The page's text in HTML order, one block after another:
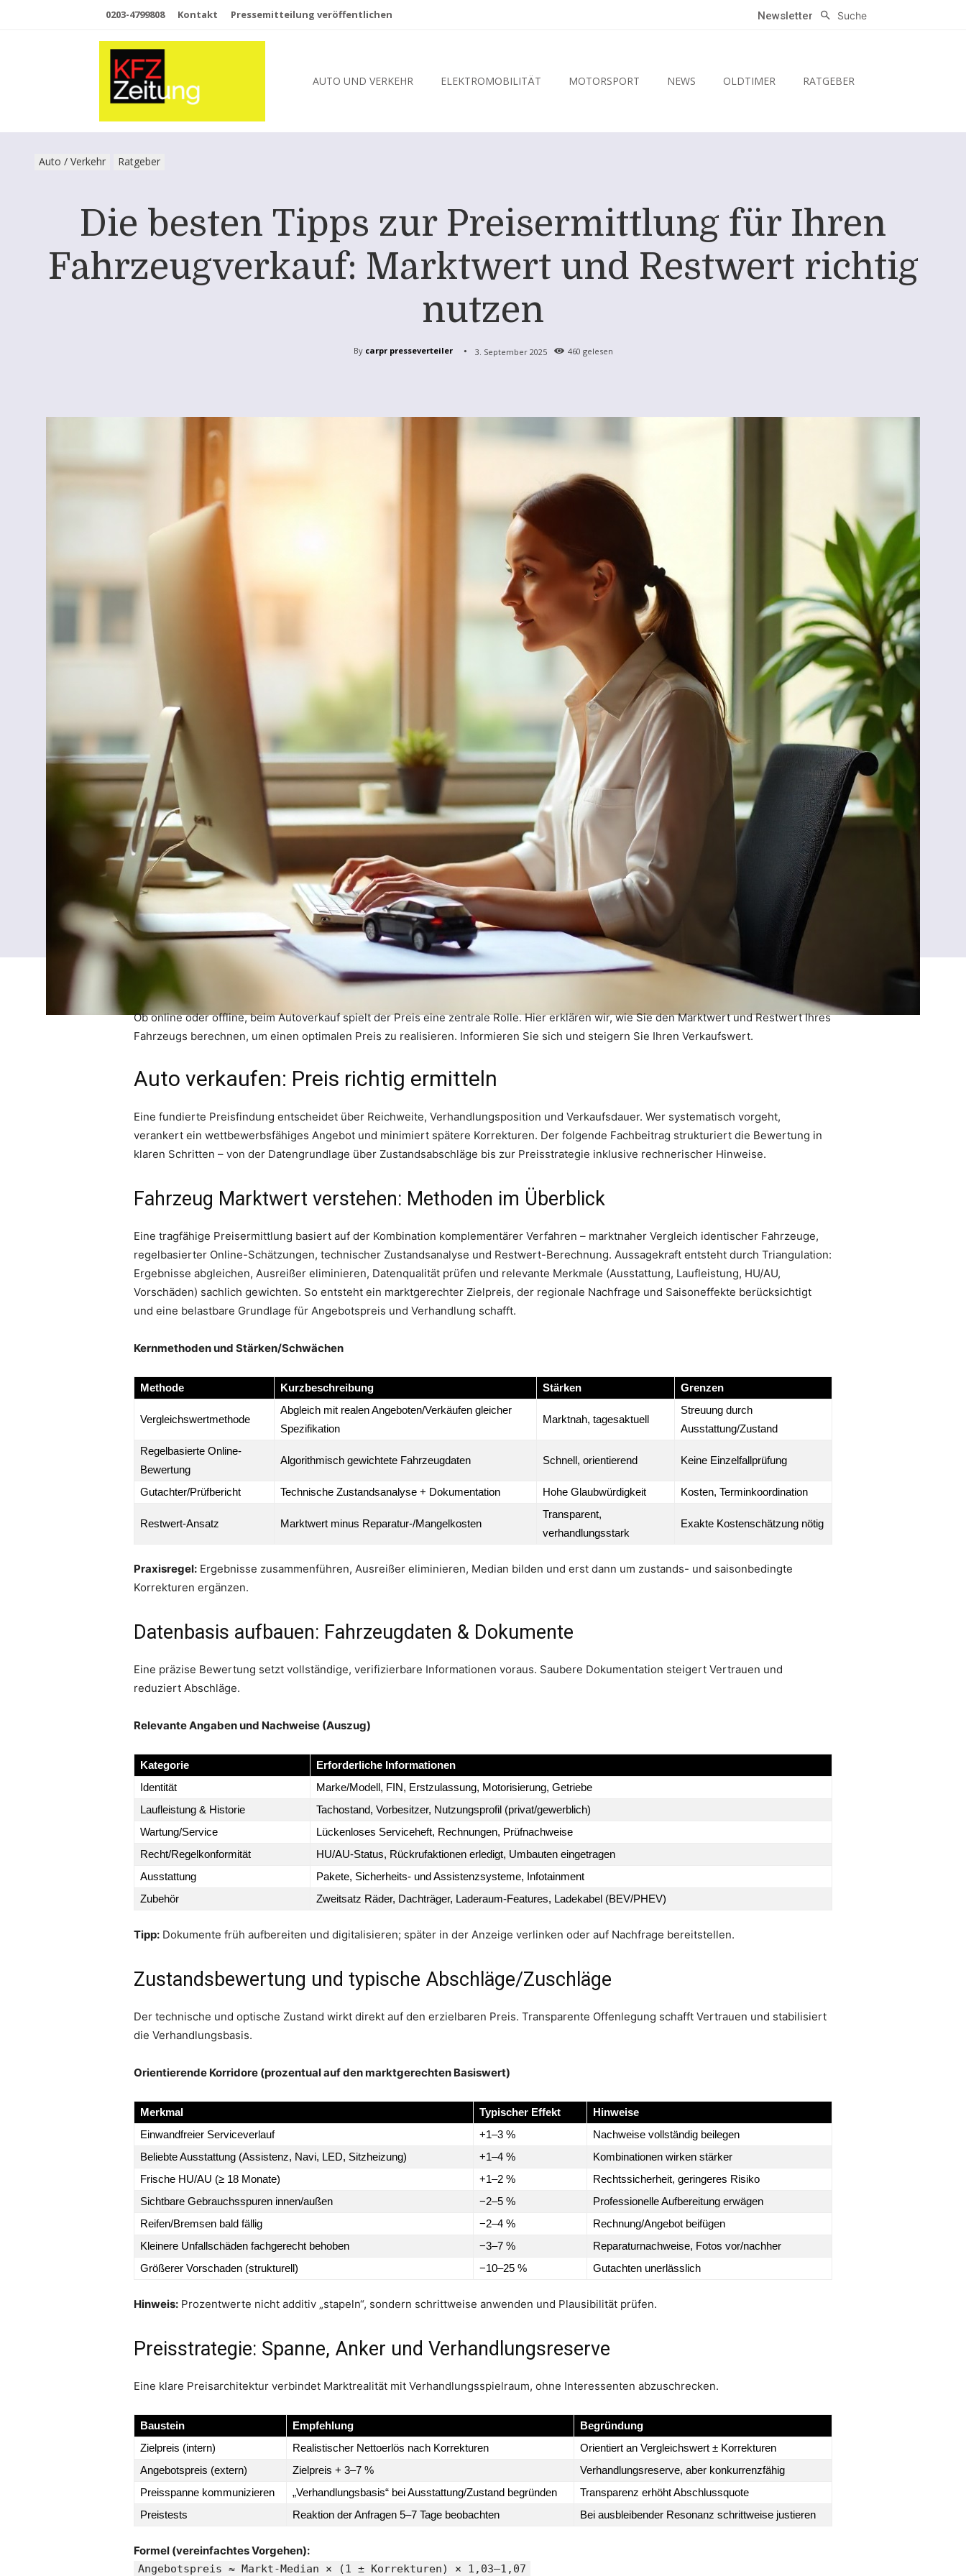
0203-4799808 Kontakt Pressemitteilung veröffentlichen Newsletter Suche
AUTO UND VERKEHR ELEKTROMOBILITÄT MOTORSPORT NEWS OLDTIMER RATGEBER
Auto / Verkehr Ratgeber
Die besten Tipps zur Preisermittlung für Ihren
Fahrzeugverkauf: Marktwert und Restwert richtig
nutzen
By carpr presseverteiler 3. September 2025 460 gelesen
Ob online oder offline, beim Autoverkauf spielt der Preis eine zentrale Rolle. Hier erklären wir, wie Sie den Marktwert und Restwert Ihres
Fahrzeugs berechnen, um einen optimalen Preis zu realisieren. Informieren Sie sich und steigern Sie Ihren Verkaufswert.
Auto verkaufen: Preis richtig ermitteln
Eine fundierte Preisfindung entscheidet über Reichweite, Verhandlungsposition und Verkaufsdauer. Wer systematisch vorgeht,
verankert ein wettbewerbsfähiges Angebot und minimiert spätere Korrekturen. Der folgende Fachbeitrag strukturiert die Bewertung in
klaren Schritten – von der Datengrundlage über Zustandsabschläge bis zur Preisstrategie inklusive rechnerischer Hinweise.
Fahrzeug Marktwert verstehen: Methoden im Überblick
Eine tragfähige Preisermittlung basiert auf der Kombination komplementärer Verfahren – marktnaher Vergleich identischer Fahrzeuge,
regelbasierter Online-Schätzungen, technischer Zustandsanalyse und Restwert-Berechnung. Aussagekraft entsteht durch Triangulation:
Ergebnisse abgleichen, Ausreißer eliminieren, Datenqualität prüfen und relevante Merkmale (Ausstattung, Laufleistung, HU/AU,
Vorschäden) sachlich gewichten. So entsteht ein marktgerechter Zielpreis, der regionale Nachfrage und Saisoneffekte berücksichtigt
und eine belastbare Grundlage für Angebotspreis und Verhandlung schafft.
Kernmethoden und Stärken/Schwächen
Methode Kurzbeschreibung Stärken Grenzen
Vergleichswertmethode
Abgleich mit realen Angeboten/Verkäufen gleicher
Spezifikation
Marktnah, tagesaktuell
Streuung durch
Ausstattung/Zustand
Regelbasierte Online-
Bewertung
Algorithmisch gewichtete Fahrzeugdaten Schnell, orientierend Keine Einzelfallprüfung
Gutachter/Prüfbericht Technische Zustandsanalyse + Dokumentation Hohe Glaubwürdigkeit Kosten, Terminkoordination
Restwert-Ansatz Marktwert minus Reparatur-/Mangelkosten
Transparent,
verhandlungsstark
Exakte Kostenschätzung nötig
Praxisregel: Ergebnisse zusammenführen, Ausreißer eliminieren, Median bilden und erst dann um zustands- und saisonbedingte
Korrekturen ergänzen.
Datenbasis aufbauen: Fahrzeugdaten & Dokumente
Eine präzise Bewertung setzt vollständige, verifizierbare Informationen voraus. Saubere Dokumentation steigert Vertrauen und
reduziert Abschläge.
Relevante Angaben und Nachweise (Auszug)
Kategorie
Erforderliche Informationen
Identität
Marke/Modell, FIN, Erstzulassung, Motorisierung, Getriebe
Laufleistung & Historie
Tachostand, Vorbesitzer, Nutzungsprofil (privat/gewerblich)
Wartung/Service
Lückenloses Serviceheft, Rechnungen, Prüfnachweise
Recht/Regelkonformität
HU/AU-Status, Rückrufaktionen erledigt, Umbauten eingetragen
Ausstattung
Pakete, Sicherheits- und Assistenzsysteme, Infotainment
Zubehör
Zweitsatz Räder, Dachträger, Laderaum-Features, Ladekabel (BEV/PHEV)
Tipp: Dokumente früh aufbereiten und digitalisieren; später in der Anzeige verlinken oder auf Nachfrage bereitstellen.
Zustandsbewertung und typische Abschläge/Zuschläge
Der technische und optische Zustand wirkt direkt auf den erzielbaren Preis. Transparente Offenlegung schafft Vertrauen und stabilisiert
die Verhandlungsbasis.
Orientierende Korridore (prozentual auf den marktgerechten Basiswert)
Merkmal Typischer Effekt
Hinweise
Einwandfreier Serviceverlauf
+1–3 %
Nachweise vollständig beilegen
Beliebte Ausstattung (Assistenz, Navi, LED, Sitzheizung)
+1–4 %
Kombinationen wirken stärker
Frische HU/AU (≥ 18 Monate)
+1–2 %
Rechtssicherheit, geringeres Risiko
Sichtbare Gebrauchsspuren innen/außen
−2–5 %
Professionelle Aufbereitung erwägen
Reifen/Bremsen bald fällig
−2–4 %
Rechnung/Angebot beifügen
Kleinere Unfallschäden fachgerecht behoben
−3–7 %
Reparaturnachweise, Fotos vor/nachher
Größerer Vorschaden (strukturell)
−10–25 % Gutachten unerlässlich
Hinweis: Prozentwerte nicht additiv „stapeln“, sondern schrittweise anwenden und Plausibilität prüfen.
Preisstrategie: Spanne, Anker und Verhandlungsreserve
Eine klare Preisarchitektur verbindet Marktrealität mit Verhandlungsspielraum, ohne Interessenten abzuschrecken.
Baustein Empfehlung
Begründung
Zielpreis (intern)
Realistischer Nettoerlös nach Korrekturen
Orientiert an Vergleichswert ± Korrekturen
Angebotspreis (extern)
Zielpreis + 3–7 %
Verhandlungsreserve, aber konkurrenzfähig
Preisspanne kommunizieren
„Verhandlungsbasis“ bei Ausstattung/Zustand begründen
Transparenz erhöht Abschlussquote
Preistests
Reaktion der Anfragen 5–7 Tage beobachten Bei ausbleibender Resonanz schrittweise justieren
Formel (vereinfachtes Vorgehen):
Angebotspreis ≈ Markt-Median × (1 ± Korrekturen) × 1,03–1,07